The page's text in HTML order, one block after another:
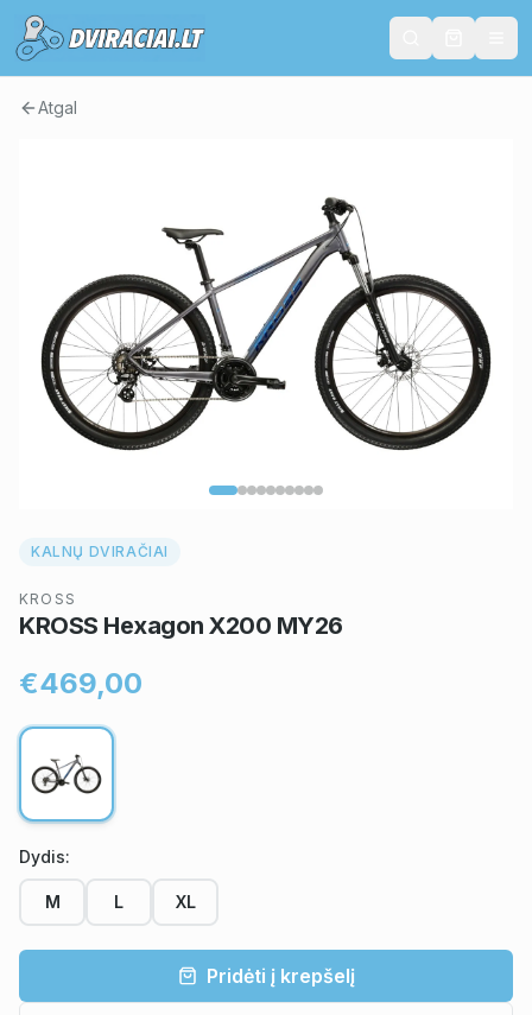
Atgal
KALNŲ DVIRAČIAI
KROSS
KROSS Hexagon X200 MY26
€469,00
Dydis:
M L XL
Pridėti į krepšelį